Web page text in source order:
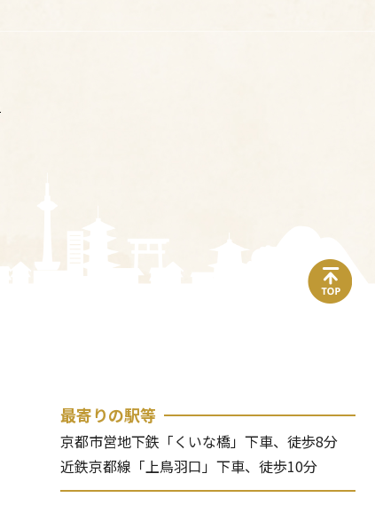
top
最寄りの駅等
京都市営地下鉄「くいな橋」下車、徒歩8分
近鉄京都線「上鳥羽口」下車、徒歩10分